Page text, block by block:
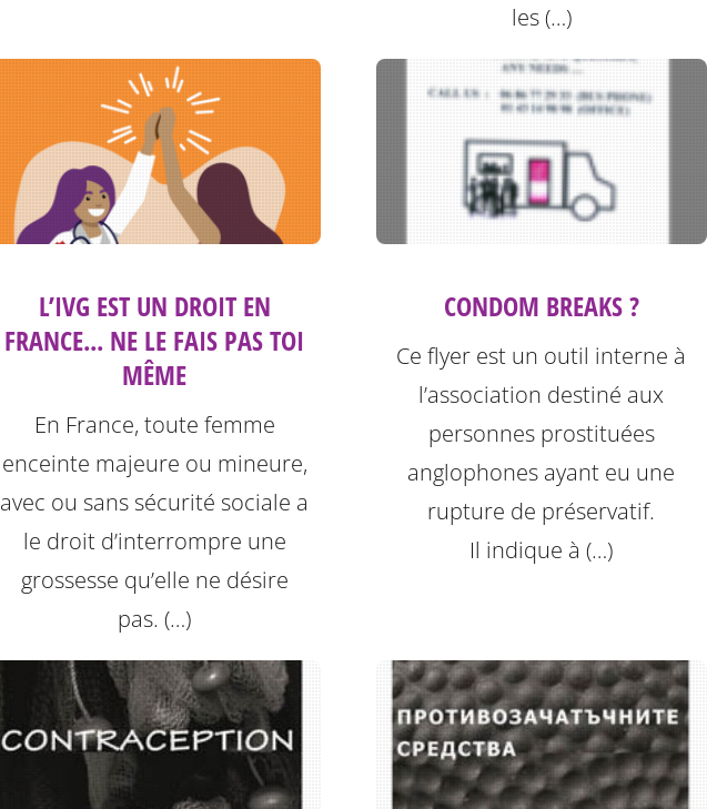
les (…)
L’IVG EST UN DROIT EN
FRANCE... NE LE FAIS PAS TOI
MÊME
En France, toute femme
enceinte majeure ou mineure,
avec ou sans sécurité sociale a
le droit d’interrompre une
grossesse qu’elle ne désire
pas. (…)
CONDOM BREAKS ?
Ce flyer est un outil interne à
l’association destiné aux
personnes prostituées
anglophones ayant eu une
rupture de préservatif.
Il indique à (…)